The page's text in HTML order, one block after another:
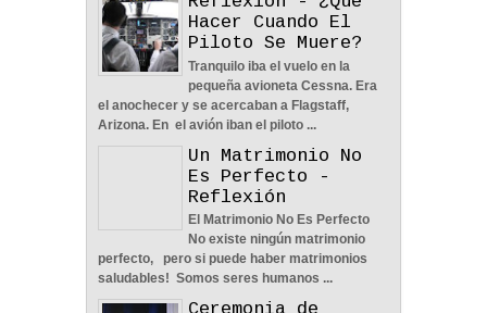
En Busca De La Pareja
Adecuada - Reflexión
2022 0
Reflexión - ¿Qué
Hacer Cuando El
Piloto Se Muere?
Tranquilo iba el vuelo en la
pequeña avioneta Cessna. Era
el anochecer y se acercaban a Flagstaff,
Arizona. En el avión iban el piloto ...
Un Matrimonio No
Es Perfecto -
Reflexión
El Matrimonio No Es Perfecto
No existe ningún matrimonio
perfecto, pero si puede haber matrimonios
saludables! Somos seres humanos ...